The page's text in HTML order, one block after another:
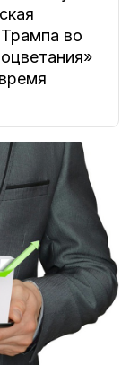
во